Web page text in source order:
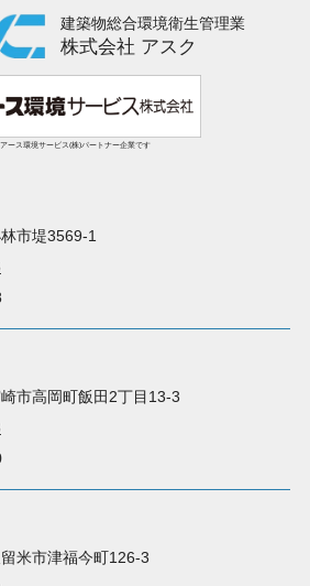
建築物総合環境衛生管理業
株式会社 アスク
ース環境サービス(株)パートナー企業です
市堤3569-1
市高岡町飯田2丁目13-3
米市津福今町126-3